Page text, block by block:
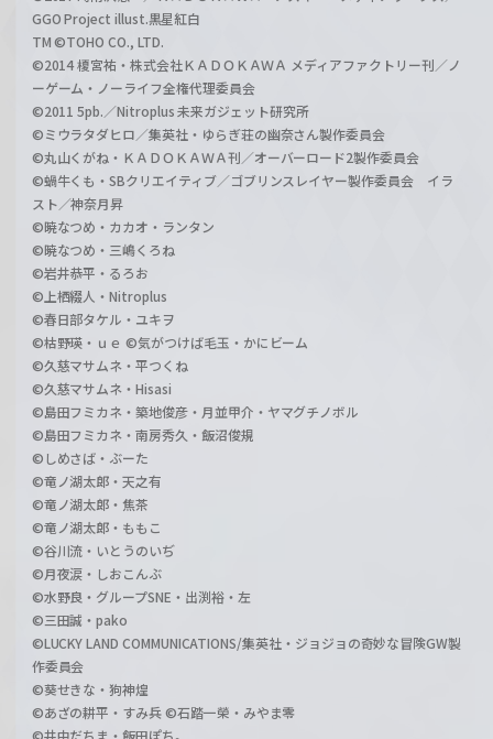
GGO Project illust.黒星紅白
TM ©TOHO CO., LTD.
©2014 榎宮祐・株式会社ＫＡＤＯＫＡＷＡ メディアファクトリー刊／ノ
ーゲーム・ノーライフ全権代理委員会
©2011 5pb.／Nitroplus 未来ガジェット研究所
©ミウラタダヒロ／集英社・ゆらぎ荘の幽奈さん製作委員会
©丸山くがね・ＫＡＤＯＫＡＷＡ刊／オーバーロード2製作委員会
©蝸牛くも・SBクリエイティブ／ゴブリンスレイヤー製作委員会 イラ
スト／神奈月昇
©暁なつめ・カカオ・ランタン
©暁なつめ・三嶋くろね
©岩井恭平・るろお
©上栖綴人・Nitroplus
©春日部タケル・ユキヲ
©枯野瑛・ｕｅ ©気がつけば毛玉・かにビーム
©久慈マサムネ・平つくね
©久慈マサムネ・Hisasi
©島田フミカネ・築地俊彦・月並甲介・ヤマグチノボル
©島田フミカネ・南房秀久・飯沼俊規
©しめさば・ぶーた
©竜ノ湖太郎・天之有
©竜ノ湖太郎・焦茶
©竜ノ湖太郎・ももこ
©谷川流・いとうのいぢ
©月夜涙・しおこんぶ
©水野良・グループSNE・出渕裕・左
©三田誠・pako
©LUCKY LAND COMMUNICATIONS/集英社・ジョジョの奇妙な冒険GW製
作委員会
©葵せきな・狗神煌
©あざの耕平・すみ兵 ©石踏一榮・みやま零
©井中だちま・飯田ぽち。